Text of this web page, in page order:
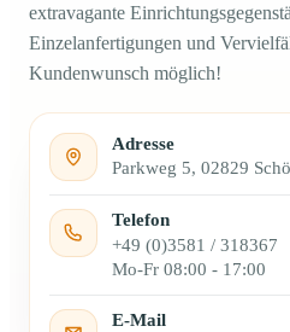
extravagante
Einzelanfertigungen und
Kundenwunsch möglich!
Adresse
Parkweg 5, 02829
Telefon
+49 (0)3581 / 318367
Mo-Fr 08:00 - 17:00
E-Mail